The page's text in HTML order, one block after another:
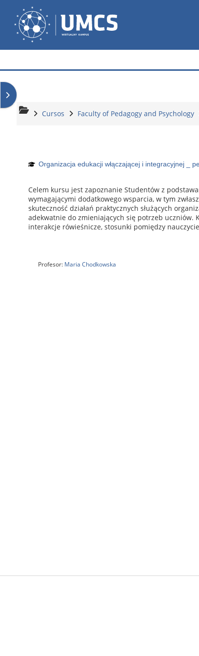
Salta al contenido principal
Wirtualny Kampus
Abrir cajón de bloques
Cursos Faculty of Pedagogy and Psychology
Organizacja edukacji włączającej i integracyjnej _
Celem kursu jest zapoznanie Studentów z
wymagającymi dodatkowego wsparcia, w tym
skuteczność działań praktycznych służących
adekwatnie do zmieniających się potrzeb uczniów.
interakcje rówieśnicze, stosunki pomiędzy
Profesor: Maria Chodkowska